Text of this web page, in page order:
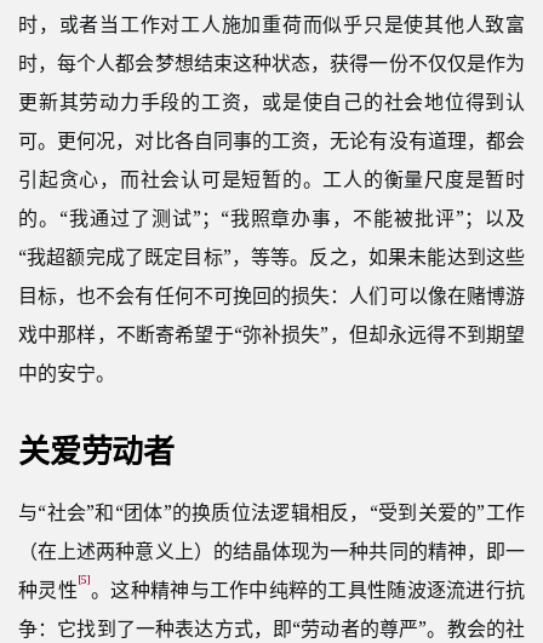
时，或者当工作对工人施加重荷而似乎只是使其他人致富
时，每个人都会梦想结束这种状态，获得一份不仅仅是作为
更新其劳动力手段的工资，或是使自己的社会地位得到认
可。更何况，对比各自同事的工资，无论有没有道理，都会
引起贪心，而社会认可是短暂的。工人的衡量尺度是暂时
的。“我通过了测试”；“我照章办事，不能被批评”；以及
“我超额完成了既定目标”，等等。反之，如果未能达到这些
目标，也不会有任何不可挽回的损失：人们可以像在赌博游
戏中那样，不断寄希望于“弥补损失”，但却永远得不到期望
中的安宁。
关爱劳动者
与“社会”和“团体”的换质位法逻辑相反，“受到关爱的”工作
（在上述两种意义上）的结晶体现为一种共同的精神，即一
种灵性[5]。这种精神与工作中纯粹的工具性随波逐流进行抗
争：它找到了一种表达方式，即“劳动者的尊严”。教会的社